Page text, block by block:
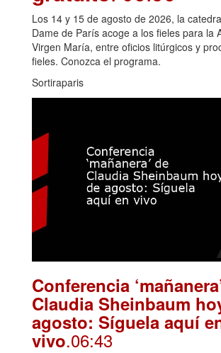
Los 14 y 15 de agosto de 2026, la
Dame de París acoge a los fieles para la
Virgen María, entre oficios litúrgicos y
fieles. Conozca el programa.
Sortiraparis
Conferencia
Claudia Sheinbaum
agosto: Síguela aquí
vivo.06:43